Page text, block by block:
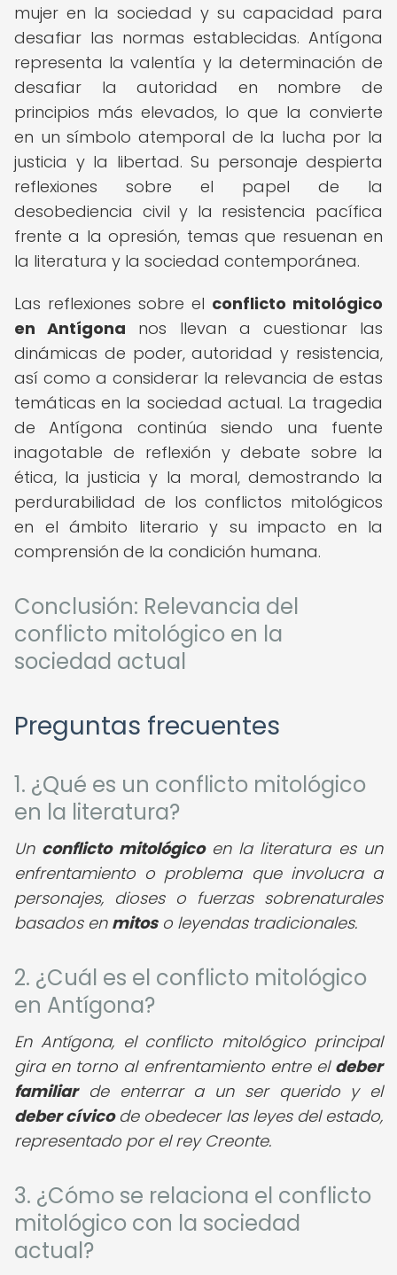
mujer en la sociedad y su capacidad para
desafiar las normas establecidas. Antígona
representa la valentía y la determinación de
desafiar la autoridad en nombre de
principios más elevados, lo que la convierte
en un símbolo atemporal de la lucha por la
justicia y la libertad. Su personaje despierta
reflexiones sobre el papel de la
desobediencia civil y la resistencia pacífica
frente a la opresión, temas que resuenan en
la literatura y la sociedad contemporánea.
Las reflexiones sobre el conflicto mitológico
en Antígona nos llevan a cuestionar las
dinámicas de poder, autoridad y resistencia,
así como a considerar la relevancia de estas
temáticas en la sociedad actual. La tragedia
de Antígona continúa siendo una fuente
inagotable de reflexión y debate sobre la
ética, la justicia y la moral, demostrando la
perdurabilidad de los conflictos mitológicos
en el ámbito literario y su impacto en la
comprensión de la condición humana.
Conclusión: Relevancia del
conflicto mitológico en la
sociedad actual
Preguntas frecuentes
1. ¿Qué es un conflicto mitológico
en la literatura?
Un conflicto mitológicoen la literatura es un
enfrentamiento o problema que involucra a
personajes, dioses o fuerzas sobrenaturales
basados en mitoso leyendas tradicionales.
2. ¿Cuál es el conflicto mitológico
en Antígona?
En Antígona, el conflicto mitológico principal
gira en torno al enfrentamiento entre el deber
familiarde enterrar a un ser querido y el
deber cívicode obedecer las leyes del estado,
representado por el rey Creonte.
3. ¿Cómo se relaciona el conflicto
mitológico con la sociedad
actual?